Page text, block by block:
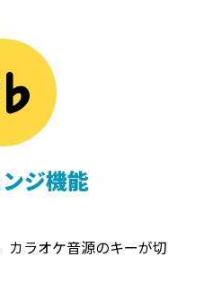
ジ機能
カラオケ音源のキーが切